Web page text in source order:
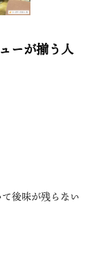
ーが揃う人
後味が残らない